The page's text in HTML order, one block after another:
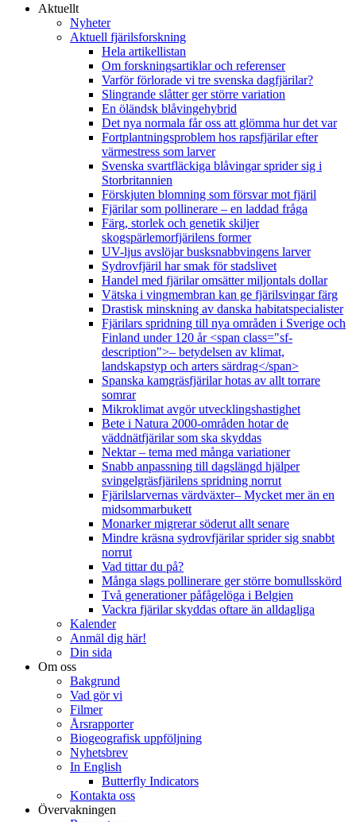
Aktuellt
Nyheter
Aktuell fjärilsforskning
Hela artikellistan
Om forskningsartiklar och referenser
Varför förlorade vi tre svenska dagfjärilar?
Slingrande slåtter ger större variation
En öländsk blåvingehybrid
Det nya normala får oss att glömma hur det var
Fortplantningsproblem hos rapsfjärilar efter
värmestress som larver
Svenska svartfläckiga blåvingar sprider sig i
Storbritannien
Förskjuten blomning som försvar mot fjäril
Fjärilar som pollinerare – en laddad fråga
Färg, storlek och genetik skiljer
skogspärlemorfjärilens former
UV-ljus avslöjar busksnabbvingens larver
Sydrovfjäril har smak för stadslivet
Handel med fjärilar omsätter miljontals dollar
Vätska i vingmembran kan ge fjärilsvingar färg
Drastisk minskning av danska habitatspecialister
Fjärilars spridning till nya områden i Sverige och
Finland under 120 år <span class="sf-
description">– betydelsen av klimat,
landskapstyp och arters särdrag</span>
Spanska kamgräsfjärilar hotas av allt torrare
somrar
Mikroklimat avgör utvecklingshastighet
Bete i Natura 2000-områden hotar de
väddnätfjärilar som ska skyddas
Nektar – tema med många variationer
Snabb anpassning till dagslängd hjälper
svingelgräsfjärilens spridning norrut
Fjärilslarvernas värdväxter– Mycket mer än en
midsommarbukett
Monarker migrerar söderut allt senare
Mindre kräsna sydrovfjärilar sprider sig snabbt
norrut
Vad tittar du på?
Många slags pollinerare ger större bomullsskörd
Två generationer påfågelöga i Belgien
Vackra fjärilar skyddas oftare än alldagliga
Kalender
Anmäl dig här!
Din sida
Om oss
Bakgrund
Vad gör vi
Filmer
Årsrapporter
Biogeografisk uppföljning
Nyhetsbrev
In English
Butterfly Indicators
Kontakta oss
Övervakningen